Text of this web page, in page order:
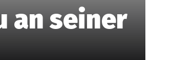
an seiner